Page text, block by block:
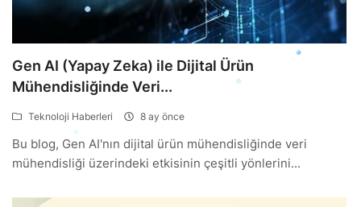
Gen AI (Yapay Zeka) ile Dijital Ürün
Mühendisliğinde Veri...
Teknoloji Haberleri 8 ay önce
Bu blog, Gen AI'nın dijital ürün mühendisliğinde veri
mühendisliği üzerindeki etkisinin çeşitli yönlerini...